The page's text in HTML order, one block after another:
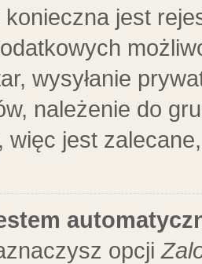
jest
wysyłanie
należenie do
więc jest
opcji